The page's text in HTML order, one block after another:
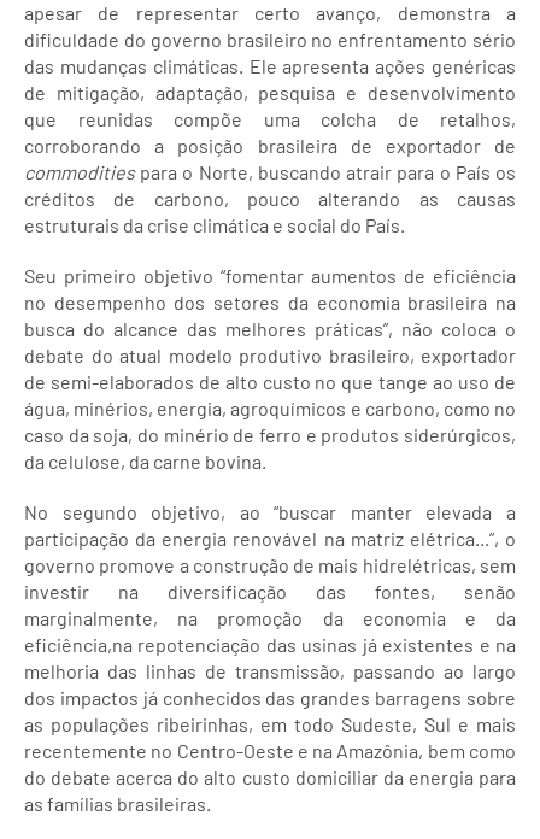
apesar de representar certo avanço, demonstra a
dificuldade do governo brasileiro no enfrentamento sério
das mudanças climáticas. Ele apresenta ações genéricas
de mitigação, adaptação, pesquisa e desenvolvimento
que reunidas compõe uma colcha de retalhos,
corroborando a posição brasileira de exportador de
commoditiespara o Norte, buscando atrair para o País os
créditos de carbono, pouco alterando as causas
estruturais da crise climática e social do País.
Seu primeiro objetivo “fomentar aumentos de eficiência
no desempenho dos setores da economia brasileira na
busca do alcance das melhores práticas”, não coloca o
debate do atual modelo produtivo brasileiro, exportador
de semi-elaborados de alto custo no que tange ao uso de
água, minérios, energia, agroquímicos e carbono, como no
caso da soja, do minério de ferro e produtos siderúrgicos,
da celulose, da carne bovina.
No segundo objetivo, ao “buscar manter elevada a
participação da energia renovável na matriz elétrica...”, o
governo promove a construção de mais hidrelétricas, sem
investir na diversificação das fontes, senão
marginalmente, na promoção da economia e da
eficiência,na repotenciação das usinas já existentes e na
melhoria das linhas de transmissão, passando ao largo
dos impactos já conhecidos das grandes barragens sobre
as populações ribeirinhas, em todo Sudeste, Sul e mais
recentemente no Centro-Oeste e na Amazônia, bem como
do debate acerca do alto custo domiciliar da energia para
as famílias brasileiras.